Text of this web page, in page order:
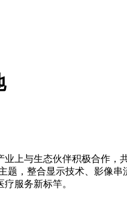
上与生态伙伴积极合作
，整合显示技术、影像
服务新标竿。